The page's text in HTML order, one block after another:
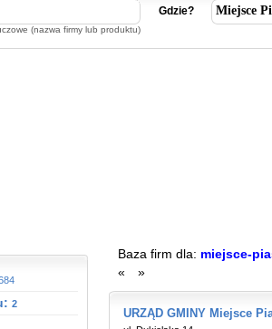
(nazwa firmy lub produktu)
Gdzie?
2
Baza firm dla: miejsce-
«
»
URZĄD GMINY Miejsce